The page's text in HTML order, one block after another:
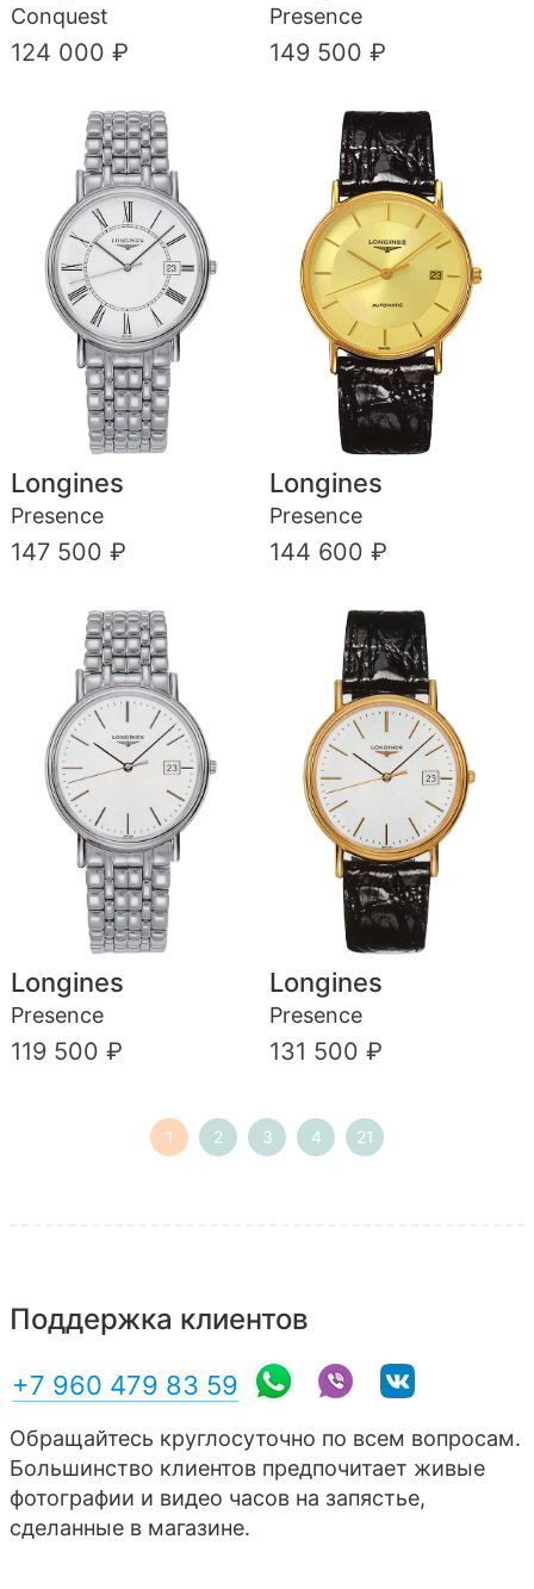
Conquest
124 000 ₽
Presence
149 500 ₽
Longines
Presence
147 500 ₽
Longines
Presence
144 600 ₽
Longines
Presence
119 500 ₽
Longines
Presence
131 500 ₽
1 2 3 4 21
Поддержка клиентов
+7 960 479 83 59
Обращайтесь круглосуточно по всем вопросам.
Большинство клиентов предпочитает живые
фотографии и видео часов на запястье,
сделанные в магазине.